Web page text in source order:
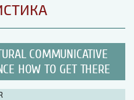
COMMUNICATIVE
HOW TO GET THERE